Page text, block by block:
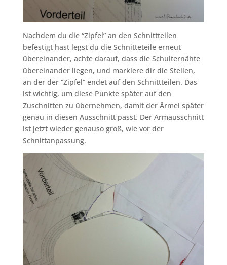
Nachdem du die “Zipfel” an den Schnittteilen
befestigt hast legst du die Schnitteteile erneut
übereinander, achte darauf, dass die Schulternähte
übereinander liegen, und markiere dir die Stellen,
an der der “Zipfel” endet auf den Schnittteilen. Das
ist wichtig, um diese Punkte später auf den
Zuschnitten zu übernehmen, damit der Ärmel später
genau in diesen Ausschnitt passt. Der Armausschnitt
ist jetzt wieder genauso groß, wie vor der
Schnittanpassung.